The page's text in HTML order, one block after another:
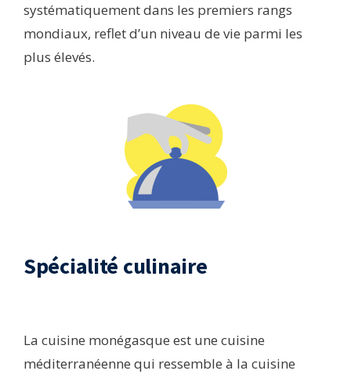
systématiquement dans les premiers rangs
mondiaux, reflet d’un niveau de vie parmi les
plus élevés.
Spécialité culinaire
La cuisine monégasque est une cuisine
méditerranéenne qui ressemble à la cuisine